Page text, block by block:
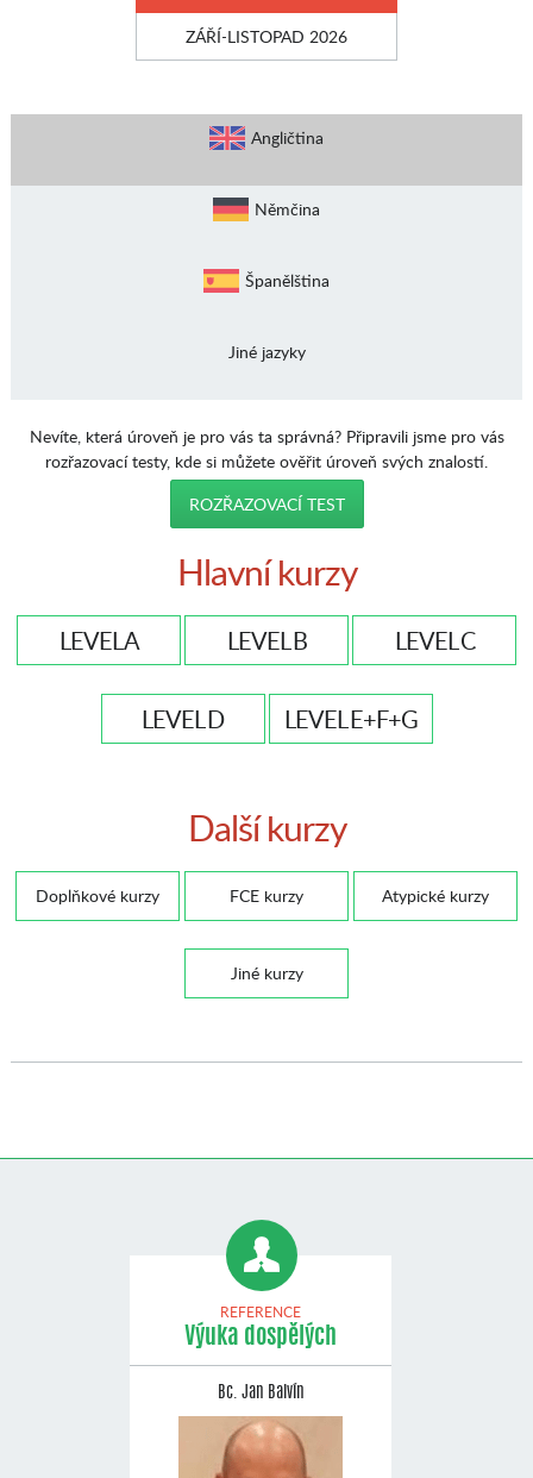
ZÁŘÍ-LISTOPAD 2026
Angličtina
Němčina
Španělština
Jiné jazyky
Nevíte, která úroveň je pro vás ta správná? Připravili jsme pro vás
rozřazovací testy, kde si můžete ověřit úroveň svých znalostí.
ROZŘAZOVACÍ TEST
Hlavní kurzy
LEVEL A LEVEL B LEVEL C
LEVEL D LEVEL E+F+G
Další kurzy
Doplňkové kurzy FCE kurzy Atypické kurzy
Jiné kurzy
REFERENCE
Výuka dospělých
Bc. Jan Balvín